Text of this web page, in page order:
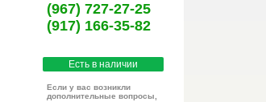
(967) 727-27-25
(917) 166-35-82
Есть в наличии
Если у вас возникли
дополнительные вопросы,